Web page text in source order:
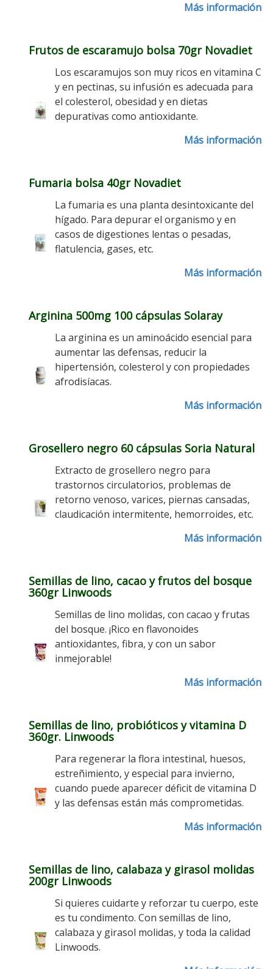
Más información
Frutos de escaramujo bolsa 70gr Novadiet
Los escaramujos son muy ricos en vitamina C
y en pectinas, su infusión es adecuada para
el colesterol, obesidad y en dietas
depurativas como antioxidante.
Más información
Fumaria bolsa 40gr Novadiet
La fumaria es una planta desintoxicante del
hígado. Para depurar el organismo y en
casos de digestiones lentas o pesadas,
flatulencia, gases, etc.
Más información
Arginina 500mg 100 cápsulas Solaray
La arginina es un aminoácido esencial para
aumentar las defensas, reducir la
hipertensión, colesterol y con propiedades
afrodisíacas.
Más información
Grosellero negro 60 cápsulas Soria Natural
Extracto de grosellero negro para
trastornos circulatorios, problemas de
retorno venoso, varices, piernas cansadas,
claudicación intermitente, hemorroides, etc.
Más información
Semillas de lino, cacao y frutos del bosque
360gr Linwoods
Semillas de lino molidas, con cacao y frutas
del bosque. ¡Rico en flavonoides
antioxidantes, fibra, y con un sabor
inmejorable!
Más información
Semillas de lino, probióticos y vitamina D
360gr. Linwoods
Para regenerar la flora intestinal, huesos,
estreñimiento, y especial para invierno,
cuando puede aparecer déficit de vitamina D
y las defensas están más comprometidas.
Más información
Semillas de lino, calabaza y girasol molidas
200gr Linwoods
Si quieres cuidarte y reforzar tu cuerpo, este
es tu condimento. Con semillas de lino,
calabaza y girasol molidas, y toda la calidad
Linwoods.